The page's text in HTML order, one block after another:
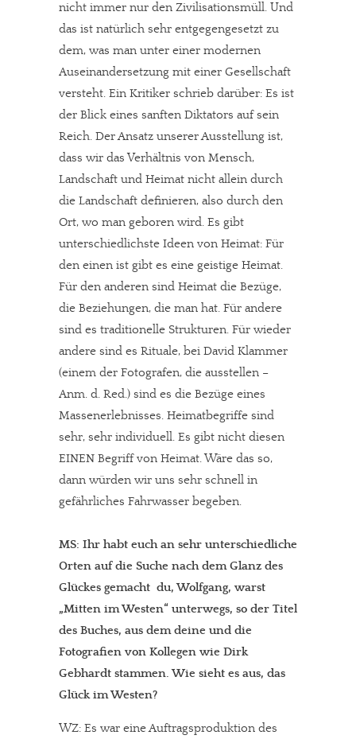
nicht immer nur den Zivilisationsmüll. Und
das ist natürlich sehr entgegengesetzt zu
dem, was man unter einer modernen
Auseinandersetzung mit einer Gesellschaft
versteht. Ein Kritiker schrieb darüber: Es ist
der Blick eines sanften Diktators auf sein
Reich. Der Ansatz unserer Ausstellung ist,
dass wir das Verhältnis von Mensch,
Landschaft und Heimat nicht allein durch
die Landschaft definieren, also durch den
Ort, wo man geboren wird. Es gibt
unterschiedlichste Ideen von Heimat: Für
den einen ist gibt es eine geistige Heimat.
Für den anderen sind Heimat die Bezüge,
die Beziehungen, die man hat. Für andere
sind es traditionelle Strukturen. Für wieder
andere sind es Rituale, bei David Klammer
(einem der Fotografen, die ausstellen –
Anm. d. Red.) sind es die Bezüge eines
Massenerlebnisses. Heimatbegriffe sind
sehr, sehr individuell. Es gibt nicht diesen
EINEN Begriff von Heimat. Wäre das so,
dann würden wir uns sehr schnell in
gefährliches Fahrwasser begeben.
MS: Ihr habt euch an sehr unterschiedliche
Orten auf die Suche nach dem Glanz des
Glückes gemacht  du, Wolfgang, warst
„Mitten im Westen“ unterwegs, so der Titel
des Buches, aus dem deine und die
Fotografien von Kollegen wie Dirk
Gebhardt stammen. Wie sieht es aus, das
Glück im Westen?
WZ: Es war eine Auftragsproduktion des